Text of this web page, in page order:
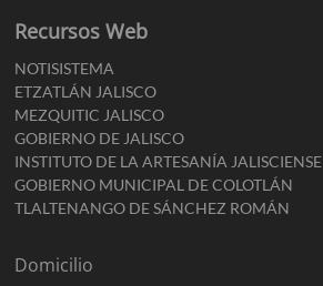
Recursos Web
NOTISISTEMA
ETZATLÁN JALISCO
MEZQUITIC JALISCO
GOBIERNO DE JALISCO
INSTITUTO DE LA ARTESANÍA JALISCIENSE
GOBIERNO MUNICIPAL DE COLOTLÁN
TLALTENANGO DE SÁNCHEZ ROMÁN
Domicilio